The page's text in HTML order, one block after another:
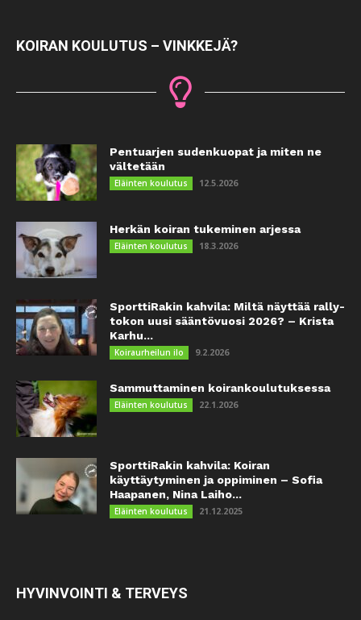
KOIRAN KOULUTUS – VINKKEJÄ?
Pentuarjen sudenkuopat ja miten ne
vältetään
Eläinten koulutus 12.5.2026
Herkän koiran tukeminen arjessa
Eläinten koulutus 18.3.2026
SporttiRakin kahvila: Miltä näyttää rally-
tokon uusi sääntövuosi 2026? – Krista
Karhu...
Koiraurheilun ilo 9.2.2026
Sammuttaminen koirankoulutuksessa
Eläinten koulutus 22.1.2026
SporttiRakin kahvila: Koiran
käyttäytyminen ja oppiminen – Sofia
Haapanen, Nina Laiho...
Eläinten koulutus 21.12.2025
HYVINVOINTI & TERVEYS